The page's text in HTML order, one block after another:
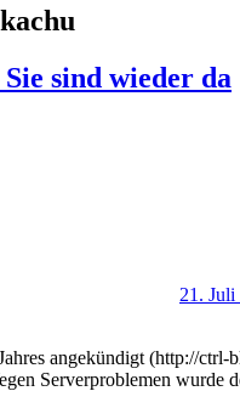
sind wieder da
21. Juli
angekündigt (http://
Serverproblemen wurde